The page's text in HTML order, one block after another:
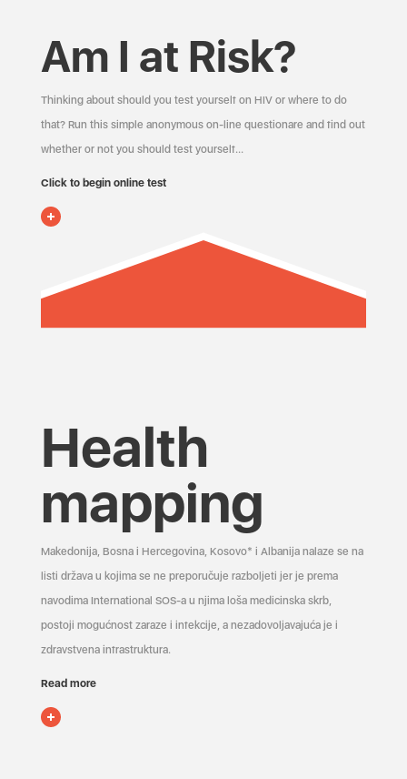
Am I at Risk?
Thinking about should you test yourself on HIV or where to do
that? Run this simple anonymous on-line questionare and find out
whether or not you should test yourself…
Click to begin online test
Health
mapping
Makedonija, Bosna i Hercegovina, Kosovo* i Albanija nalaze se na
listi država u kojima se ne preporučuje razboljeti jer je prema
navodima International SOS-a u njima loša medicinska skrb,
postoji mogućnost zaraze i infekcije, a nezadovoljavajuća je i
zdravstvena infrastruktura.
Read more